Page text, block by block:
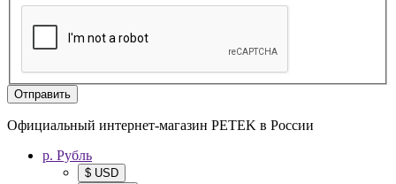
Отправить
Официальный интернет-магазин PETEK в России
р. Рубль
$ USD